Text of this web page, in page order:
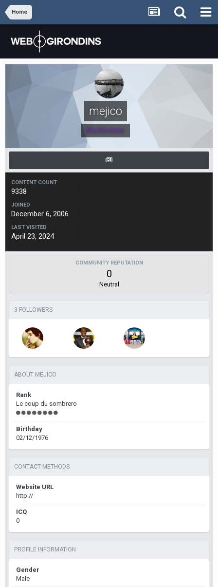
Home
mejico
Modérateur
CONTENT COUNT
9338
JOINED
December 6, 2006
LAST VISITED
April 23, 2024
COMMUNITY REPUTATION
0
Neutral
3 FOLLOWERS
ABOUT MEJICO
Rank
Le coup du sombrero
Birthday
02/12/1976
CONTACT METHODS
Website URL
http://
ICQ
0
PROFILE INFORMATION
Gender
Male